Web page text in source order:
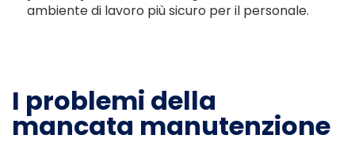
ambiente di lavoro più sicuro per il personale.
I problemi della
mancata manutenzione